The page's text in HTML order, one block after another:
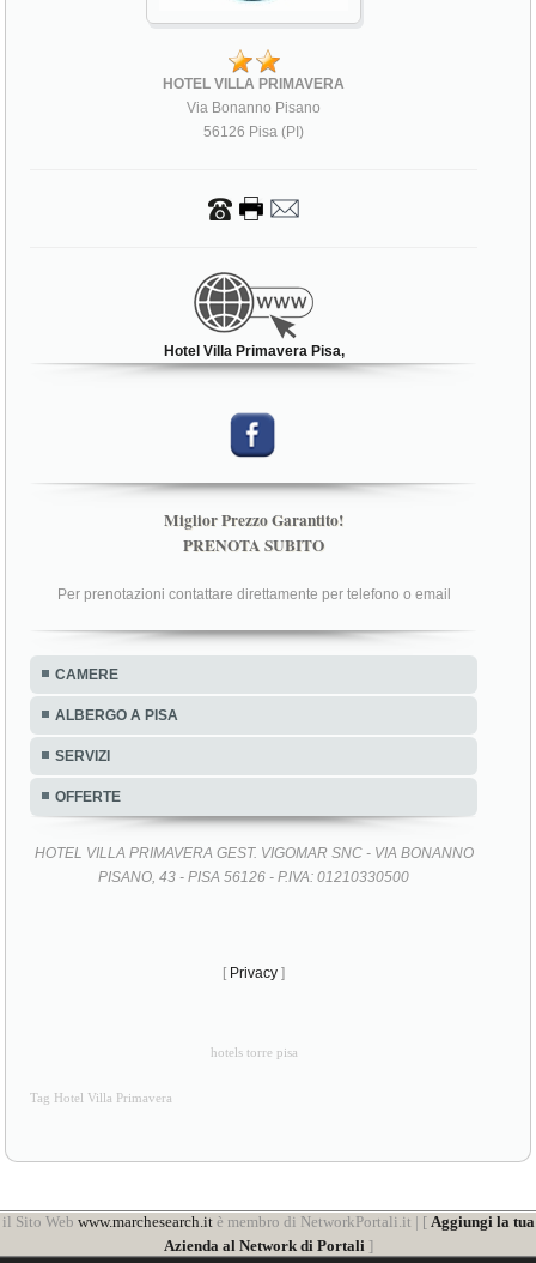
HOTEL VILLA PRIMAVERA
Via Bonanno Pisano
56126 Pisa (PI)
Hotel Villa Primavera Pisa,
Miglior Prezzo Garantito!
PRENOTA SUBITO
Per prenotazioni contattare direttamente per telefono o email
CAMERE
ALBERGO A PISA
SERVIZI
OFFERTE
HOTEL VILLA PRIMAVERA GEST. VIGOMAR SNC - VIA BONANNO
PISANO, 43 - PISA 56126 - P.IVA: 01210330500
[ Privacy ]
hotels torre pisa
Tag Hotel Villa Primavera
il Sito Web www.marchesearch.itè membro di NetworkPortali.it | [ Aggiungi la tua
Azienda al Network di Portali]